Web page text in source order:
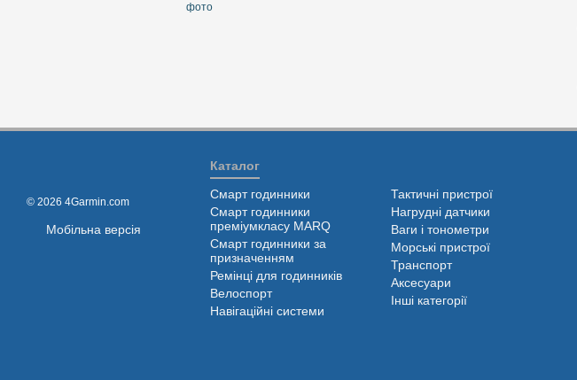
© 2026 4Garmin.com
Мобільна версія
Каталог
Смарт годинники
Смарт годинники
преміумкласу MARQ
Смарт годинники за
призначенням
Ремінці для годинників
Велоспорт
Навігаційні системи
Тактичні пристрої
Нагрудні датчики
Ваги і тонометри
Морські пристрої
Транспорт
Аксесуари
Інші категорії